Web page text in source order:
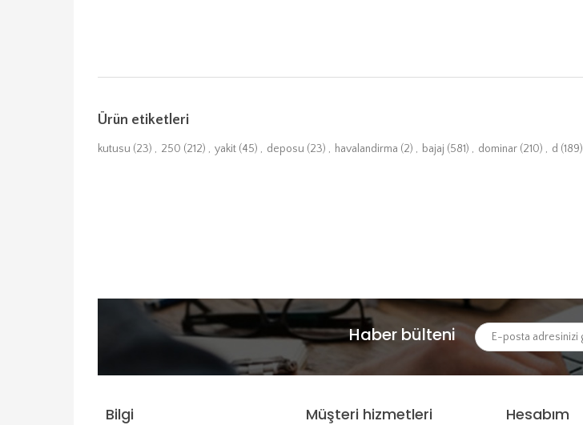
Ürün etiketleri
kutusu (23) , 250 (212) , yakit (45) , deposu (23) , havalandirma (2) , bajaj (581) , dominar (210) , d (189)
Haber bülteni
Bilgi Müşteri hizmetleri Hesabım